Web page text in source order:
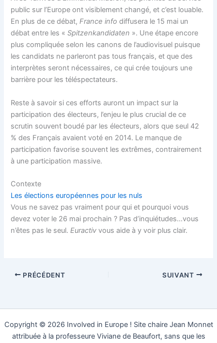
public sur l’Europe ont visiblement changé, et c’est louable.
En plus de ce débat,France info diffusera le 15 mai un
débat entre les «Spitzenkandidaten ». Une étape encore
plus compliquée selon les canons de l’audiovisuel puisque
les candidats ne parleront pas tous français, et que des
interprètes seront nécessaires, ce qui crée toujours une
barrière pour les téléspectateurs.
Reste à savoir si ces efforts auront un impact sur la
participation des électeurs, l’enjeu le plus crucial de ce
scrutin souvent boudé par les électeurs, alors que seul 42
% des Français avaient voté en 2014. Le manque de
participation favorise souvent les extrêmes, contrairement
à une participation massive.
Contexte
Les élections européennes pour les nuls
Vous ne savez pas vraiment pour qui et pourquoi vous
devez voter le 26 mai prochain ? Pas d’inquiétudes…vous
n’êtes pas le seul.Euractiv vous aide à y voir plus clair.
PRÉCÉDENT SUIVANT
Copyright © 2026 Involved in Europe ! Site chaire Jean Monnet
attribuée à la professeure Viviane de Beaufort, sans que les